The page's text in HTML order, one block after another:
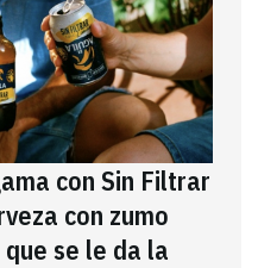
con Sin Filtrar
con zumo
se le da la